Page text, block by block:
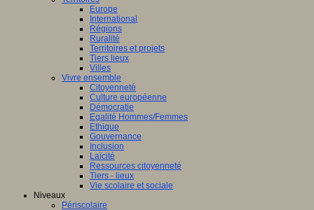
Europe
International
Régions
Ruralité
Territoires et projets
Tiers lieux
Villes
Vivre ensemble
Citoyenneté
Culture européenne
Démocratie
Egalité Hommes/Femmes
Ethique
Gouvernance
Inclusion
Laïcité
Ressources citoyenneté
Tiers - lieux
Vie scolaire et sociale
Niveaux
Périscolaire